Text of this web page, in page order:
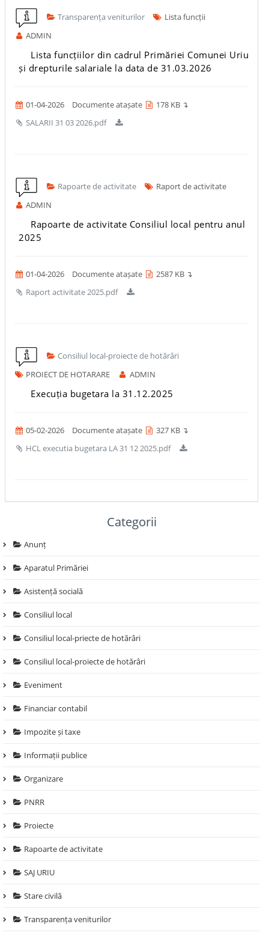
Transparența veniturilor
Lista funcții
ADMIN
Lista funcțiilor din cadrul Primăriei Comunei Uriu
și drepturile salariale la data de 31.03.2026
01-04-2026 Documente atașate
178 KB ↴
SALARII 31 03 2026.pdf
Rapoarte de activitate
Raport de activitate
ADMIN
Rapoarte de activitate Consiliul local pentru anul
2025
01-04-2026 Documente atașate
2587 KB ↴
Raport activitate 2025.pdf
Consiliul local-proiecte de hotărâri
PROIECT DE HOTARARE
ADMIN
Execuția bugetara la 31.12.2025
05-02-2026 Documente atașate
327 KB ↴
HCL executia bugetara LA 31 12 2025.pdf
Categorii
Anunț
Aparatul Primăriei
Asistență socială
Consiliul local
Consiliul local-priecte de hotărâri
Consiliul local-proiecte de hotărâri
Eveniment
Financiar contabil
Impozite și taxe
Informații publice
Organizare
PNRR
Proiecte
Rapoarte de activitate
SAJ URIU
Stare civilă
Transparența veniturilor